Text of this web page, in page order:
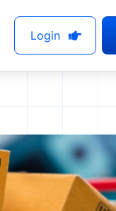
Login